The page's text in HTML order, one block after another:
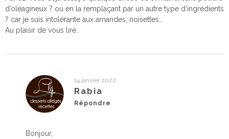
d’oléagineux ? ou en la remplaçant par un autre type d’ingrédients
? car je suis intolérante aux amandes, noisettes…
Au plaisir de vous lire..
14 janvier 2022
Rabia
Répondre
Bonjour,